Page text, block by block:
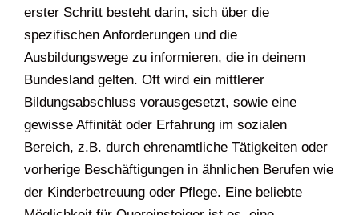
erster Schritt besteht darin, sich über die
spezifischen Anforderungen und die
Ausbildungswege zu informieren, die in deinem
Bundesland gelten. Oft wird ein mittlerer
Bildungsabschluss vorausgesetzt, sowie eine
gewisse Affinität oder Erfahrung im sozialen
Bereich, z.B. durch ehrenamtliche Tätigkeiten oder
vorherige Beschäftigungen in ähnlichen Berufen wie
der Kinderbetreuung oder Pflege. Eine beliebte